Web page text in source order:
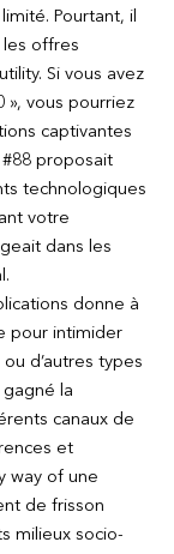
Pourtant, il
les offres
Si vous avez
», vous pourriez
captivantes
proposait
technologiques
votre
dans les
donne à
pour intimider
d’autres types
la
canaux de
et
way of une
de frisson
milieux socio-